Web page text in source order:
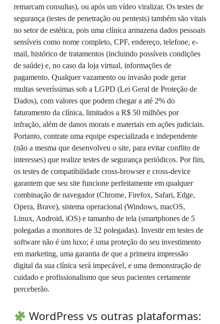
remarcam consultas), ou após um vídeo viralizar. Os testes de
segurança (testes de penetração ou pentests) também são vitais
no setor de estética, pois uma clínica armazena dados pessoais
sensíveis como nome completo, CPF, endereço, telefone, e-
mail, histórico de tratamentos (incluindo possíveis condições
de saúde) e, no caso da loja virtual, informações de
pagamento. Qualquer vazamento ou invasão pode gerar
multas severíssimas sob a LGPD (Lei Geral de Proteção de
Dados), com valores que podem chegar a até 2% do
faturamento da clínica, limitados a R$ 50 milhões por
infração, além de danos morais e materiais em ações judiciais.
Portanto, contrate uma equipe especializada e independente
(não a mesma que desenvolveu o site, para evitar conflito de
interesses) que realize testes de segurança periódicos. Por fim,
os testes de compatibilidade cross-browser e cross-device
garantem que seu site funcione perfeitamente em qualquer
combinação de navegador (Chrome, Firefox, Safari, Edge,
Opera, Brave), sistema operacional (Windows, macOS,
Linux, Android, iOS) e tamanho de tela (smartphones de 5
polegadas a monitores de 32 polegadas). Investir em testes de
software não é um luxo; é uma proteção do seu investimento
em marketing, uma garantia de que a primeira impressão
digital da sua clínica será impecável, e uma demonstração de
cuidado e profissionalismo que seus pacientes certamente
perceberão.
WordPress vs outras plataformas: